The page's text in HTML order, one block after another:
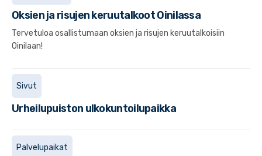
Oksien ja risujen keruutalkoot Oinilassa
Tervetuloa osallistumaan oksien ja risujen keruutalkoisiin
Oinilaan!
Sivut
Urheilupuiston ulkokuntoilupaikka
Palvelupaikat